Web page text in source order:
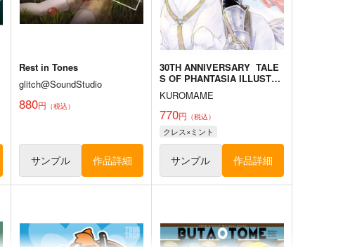
保田塾
真集／皆月なる』作画資料・
ポーズ集
お尻カンパニー
Rest in Tones
glitch@SoundStudio
880円 （税込）
サンプル 作品詳細
30TH ANNIVERSARY TALE
S OF PHANTASIA ILLUSTRA
TION BOOK
KUROMAME
770円 （税込）
クレス×ミント
サンプル 作品詳細